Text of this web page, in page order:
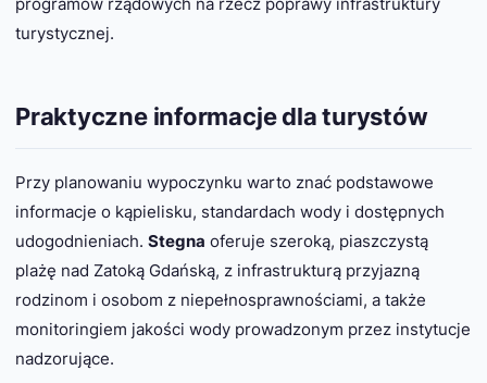
turystycznej.
Praktyczne informacje dla turystów
Przy planowaniu wypoczynku warto znać podstawowe
informacje o kąpielisku, standardach wody i dostępnych
udogodnieniach. Stegna oferuje szeroką, piaszczystą
plażę nad Zatoką Gdańską, z infrastrukturą przyjazną
rodzinom i osobom z niepełnosprawnościami, a także
monitoringiem jakości wody prowadzonym przez instytucje
nadzorujące.